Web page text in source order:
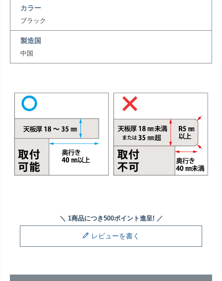
カラー
ブラック
製造国
中国
レビューを書く